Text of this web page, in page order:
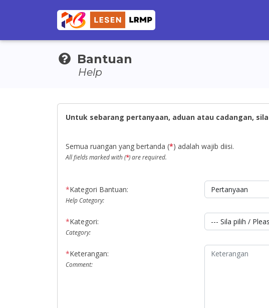
Bantuan
Help
Untuk sebarang pertanyaan, aduan atau cadangan,
Semua ruangan yang bertanda (*) adalah wajib diisi.
All fields marked with (*) are required.
*Kategori Bantuan:
Help Category:
*Kategori:
Category:
*Keterangan:
Comment: